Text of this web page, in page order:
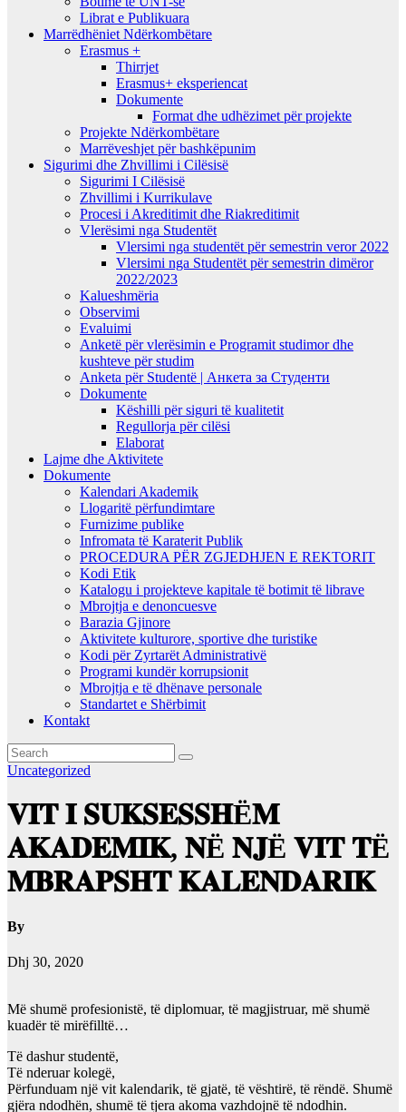
Librat e Publikuara
Marrëdhëniet Ndërkombëtare
Erasmus +
Thirrjet
Erasmus+ eksperiencat
Dokumente
Format dhe udhëzimet për projekte
Projekte Ndërkombëtare
Marrëveshjet për bashkëpunim
Sigurimi dhe Zhvillimi i Cilësisë
Sigurimi I Cilësisë
Zhvillimi i Kurrikulave
Procesi i Akreditimit dhe Riakreditimit
Vlerësimi nga Studentët
Vlersimi nga studentët për semestrin veror 2022
Vlersimi nga Studentët për semestrin dimëror
2022/2023
Kalueshmëria
Observimi
Evaluimi
Anketë për vlerësimin e Programit studimor dhe
kushteve për studim
Anketa për Studentë | Анкета за Студенти
Dokumente
Këshilli për siguri të kualitetit
Regullorja për cilësi
Elaborat
Lajme dhe Aktivitete
Dokumente
Kalendari Akademik
Llogaritë përfundimtare
Furnizime publike
Infromata të Karaterit Publik
PROCEDURA PËR ZGJEDHJEN E REKTORIT
Kodi Etik
Katalogu i projekteve kapitale të botimit të librave
Mbrojtja e denoncuesve
Barazia Gjinore
Aktivitete kulturore, sportive dhe turistike
Kodi për Zyrtarët Administrativë
Programi kundër korrupsionit
Mbrojtja e të dhënave personale
Standartet e Shërbimit
Kontakt
Uncategorized
𝐕𝐈𝐓 𝐈 𝐒𝐔𝐊𝐒𝐄𝐒𝐒𝐇Ë𝐌
𝐀𝐊𝐀𝐃𝐄𝐌𝐈𝐊, 𝐍Ë 𝐍𝐉Ë 𝐕𝐈𝐓 𝐓Ë
𝐌𝐁𝐑𝐀𝐏𝐒𝐇𝐓 𝐊𝐀𝐋𝐄𝐍𝐃𝐀𝐑𝐈𝐊
By
Dhj 30, 2020
Më shumë profesionistë, të diplomuar, të magjistruar, më shumë
kuadër të mirëfilltë…
Të dashur studentë,
Të nderuar kolegë,
Përfunduam një vit kalendarik, të gjatë, të vështirë, të rëndë. Shumë
gjëra ndodhën, shumë të tjera akoma vazhdojnë të ndodhin.